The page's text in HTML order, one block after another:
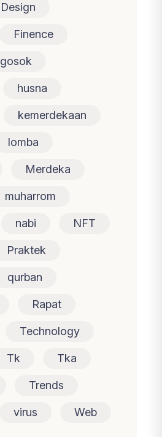
Design
Finence
gosok
husna
kemerdekaan
lomba
Merdeka
muharrom
nabi NFT
Praktek
qurban
Rapat
Technology
Tk Tka
Trends
virus Web